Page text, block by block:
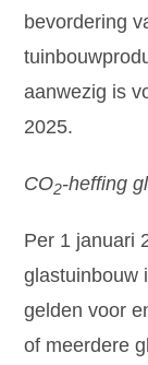
bevordering
aanwezig is
2025.
CO2-heffing
Per 1 januari
glastuinbouw
gelden voor
of meerdere